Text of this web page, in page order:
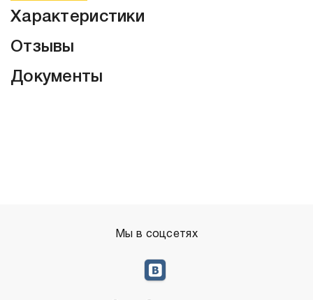
Характеристики
Отзывы
Документы
Мы в соцсетях